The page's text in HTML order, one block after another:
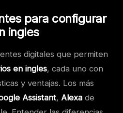
para configurar
ingles
digitales que permiten
en ingles, cada uno con
y ventajas. Los más
Assistant, Alexa de